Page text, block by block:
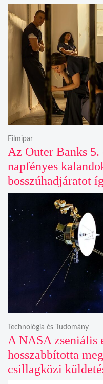
Az Outer Banks 5.
napfényes
bosszúhadjáratot
Filmipar
A NASA zseniális
hosszabbította
csillagközi
Technológia és Tudomány